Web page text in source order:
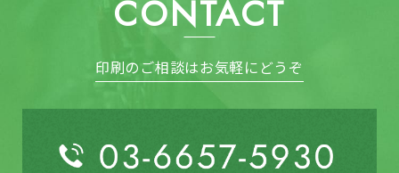
CONTACT
印刷のご相談はお気軽にどうぞ